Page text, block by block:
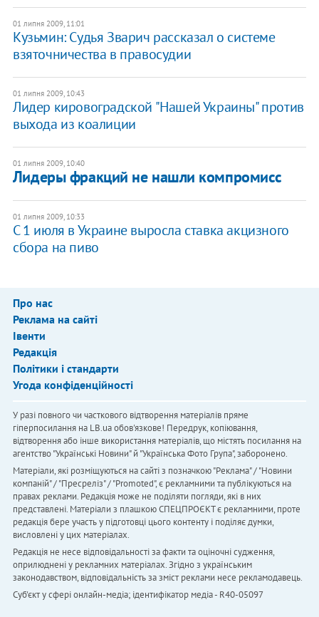
01 липня 2009, 11:01
Кузьмин: Судья Зварич рассказал о системе
взяточничества в правосудии
01 липня 2009, 10:43
Лидер кировоградской "Нашей Украины" против
выхода из коалиции
01 липня 2009, 10:40
Лидеры фракций не нашли компромисс
01 липня 2009, 10:33
С 1 июля в Украине выросла ставка акцизного
сбора на пиво
Про нас
Реклама на сайті
Івенти
Редакція
Політики і стандарти
Угода конфіденційності
У разі повного чи часткового відтворення матеріалів пряме
гіперпосилання на LB.ua обов'язкове! Передрук, копіювання,
відтворення або інше використання матеріалів, що містять посилання на
агентство "Українськi Новини" й "Українська Фото Група", заборонено.
Матеріали, які розміщуються на сайті з позначкою "Реклама" / "Новини
компаній" / "Пресреліз" / "Promoted", є рекламними та публікуються на
правах реклами. Редакція може не поділяти погляди, які в них
представлені. Матеріали з плашкою СПЕЦПРОЄКТ є рекламними, проте
редакція бере участь у підготовці цього контенту і поділяє думки,
висловлені у цих матеріалах.
Редакція не несе відповідальності за факти та оціночні судження,
оприлюднені у рекламних матеріалах. Згідно з українським
законодавством, відповідальність за зміст реклами несе рекламодавець.
Cуб'єкт у сфері онлайн-медіа; ідентифікатор медіа - R40-05097